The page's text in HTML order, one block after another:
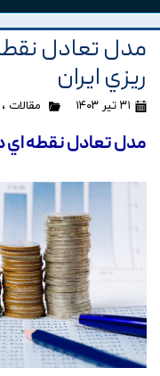
مدل تعادل
ريزي ايران
۳۱ تیر ۱۴۰۳ مقالات ،
مدل تعادل نقطه اي